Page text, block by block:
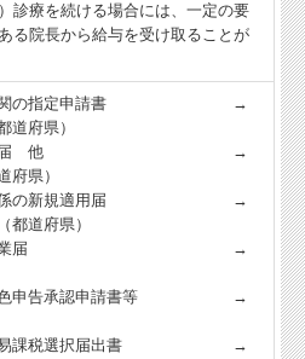
診療を続ける場合には、一定の要
る院長から給与を受け取ることが
機関の指定申請書 →
道府県）
開設届 他 →
府県）
関係の新規適用届 →
都道府県）
業開業届 →
青色申告承認申請書等 →
簡易課税選択届出書 →